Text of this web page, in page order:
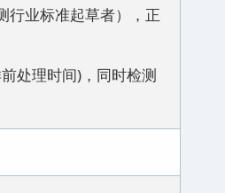
行业标准起草者），正
处理时间)，同时检测